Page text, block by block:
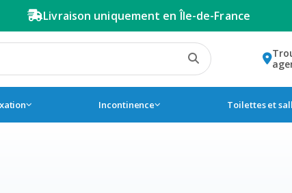
Livraison uniquement en Île-de-France
Incontinence Toilettes et